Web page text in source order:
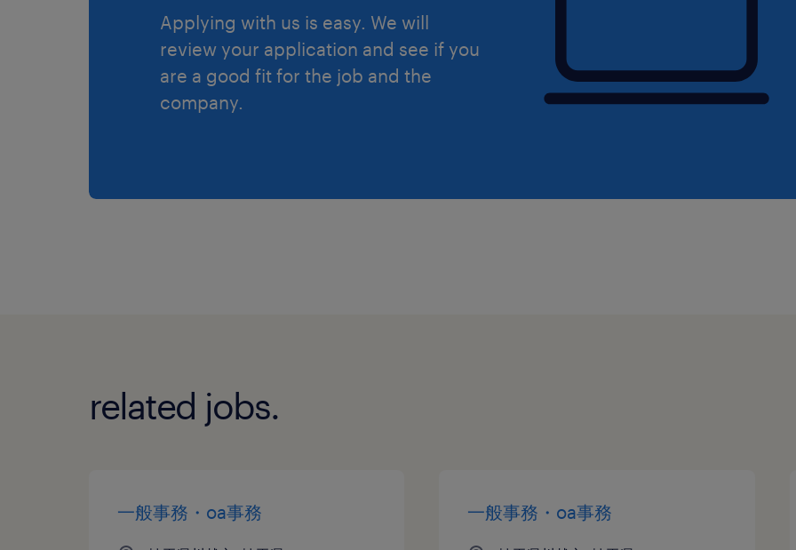
Applying with us is easy. We will
review your application and see if you
are a good fit for the job and the
company.
related jobs.
一般事務・oa事務 一般事務・oa事務